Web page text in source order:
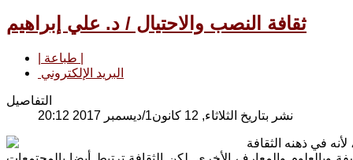
ثقافة النصب والاحتيال / د. علي إبراهيم
البريد الإلكتروني
التفاصيل
نشر بتاريخ الثلاثاء, 12 كانون1/ديسمبر 2017 20:12
في ذهنه الثقافة